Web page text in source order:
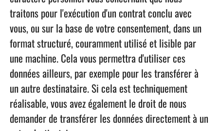
traitons pour l'exécution d'un contrat conclu avec
vous, ou sur la base de votre consentement, dans un
format structuré, couramment utilisé et lisible par
une machine. Cela vous permettra d'utiliser ces
données ailleurs, par exemple pour les transférer à
un autre destinataire. Si cela est techniquement
réalisable, vous avez également le droit de nous
demander de transférer les données directement à un